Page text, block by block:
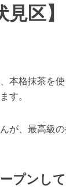
見区】
本格抹茶を使
す。
が、最高級
プンし